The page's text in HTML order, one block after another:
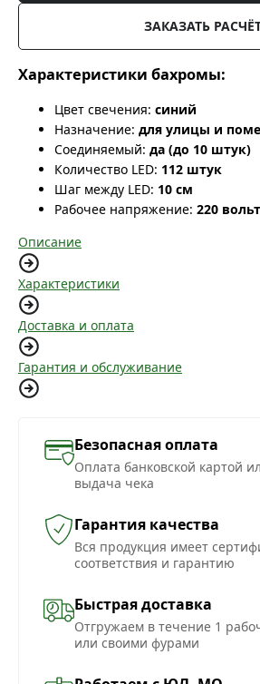
ЗАКАЗАТЬ
Характеристики бахромы:
Цвет свечения: синий
Назначение: для улицы и
Соединяемый: да (до 10 штук)
Количество LED: 112 штук
Шаг между LED: 10 см
Рабочее напряжение: 220 вольт
Описание
Характеристики
Доставка и оплата
Гарантия и обслуживание
Безопасная оплата
Оплата банковской картой
выдача чека
Гарантия качества
Вся продукция имеет
соответствия и гарантию
Быстрая доставка
Отгружаем в течение 1
или своими фурами